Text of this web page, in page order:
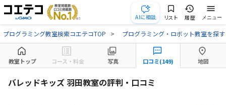
AIに相談 リスト 履歴 メニュー
プログラミング教室検索コエテコTOP プログラミング・ロボット教室を探す
教室トップ コース・料金 写真 口コミ(149) 地図
バレッドキッズ 羽田教室の評判・口コミ